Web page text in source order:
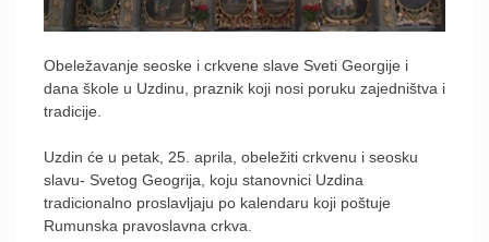
Obeležavanje seoske i crkvene slave Sveti Georgije i
dana škole u Uzdinu, praznik koji nosi poruku zajedništva i
tradicije.
Uzdin će u petak, 25. aprila, obeležiti crkvenu i seosku
slavu- Svetog Geogrija, koju stanovnici Uzdina
tradicionalno proslavljaju po kalendaru koji poštuje
Rumunska pravoslavna crkva.